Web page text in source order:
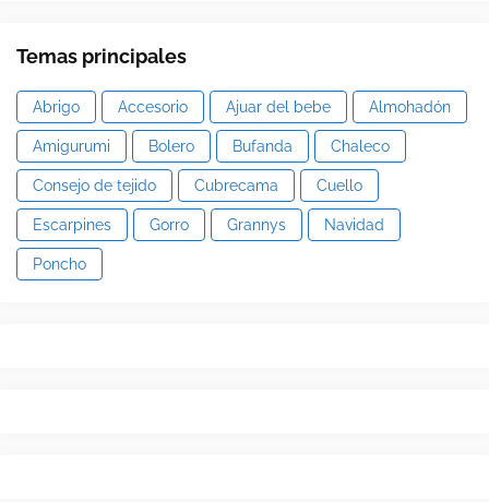
Temas principales
Abrigo Accesorio Ajuar del bebe Almohadón
Amigurumi Bolero Bufanda Chaleco
Consejo de tejido Cubrecama Cuello
Escarpines Gorro Grannys Navidad
Poncho